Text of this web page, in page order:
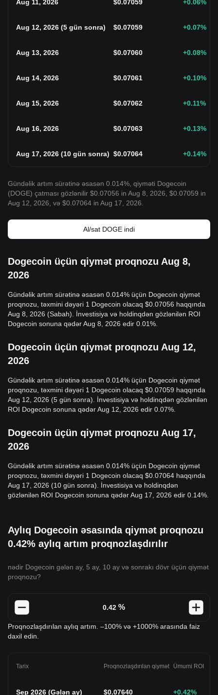
Aug 11, 2026 $0.07059 +0.06%
Aug 12, 2026 (5 gün sonra) $0.07059 +0.07%
Aug 13, 2026 $0.07060 +0.08%
Aug 14, 2026 $0.07061 +0.10%
Aug 15, 2026 $0.07062 +0.11%
Aug 16, 2026 $0.07063 +0.13%
Aug 17, 2026 (10 gün sonra) $0.07064 +0.14%
Gündəlik artım sürətinə əsasən 0.014%, qiyməti Dogecoin
(DOGE) çatması gözlənilir $0.07056 in Aug 8, 2026, $0.07059 in
Aug 12, 2026, və $0.07064 in Aug 17, 2026.
Al/sat DOGE indi
Dogecoin üçün qiymət proqnozu Aug 8,
2026
Gündəlik artım sürətinə əsasən 0.014% üçün Dogecoin qiymət
proqnozu, təxmini dəyəri 1 Dogecoin olacaq $0.07056 haqqında
Aug 8, 2026 (Sabah). İnvestisiya və holdinqdən gözlənilən ROI
Dogecoin sonuna qədər Aug 8, 2026 edir 0.01%.
Dogecoin üçün qiymət proqnozu Aug 12,
2026
Gündəlik artım sürətinə əsasən 0.014% üçün Dogecoin qiymət
proqnozu, təxmini dəyəri 1 Dogecoin olacaq $0.07059 haqqında
Aug 12, 2026 (5 gün sonra). İnvestisiya və holdinqdən gözlənilən
ROI Dogecoin sonuna qədər Aug 12, 2026 edir 0.07%.
Dogecoin üçün qiymət proqnozu Aug 17,
2026
Gündəlik artım sürətinə əsasən 0.014% üçün Dogecoin qiymət
proqnozu, təxmini dəyəri 1 Dogecoin olacaq $0.07064 haqqında
Aug 17, 2026 (10 gün sonra). İnvestisiya və holdinqdən
gözlənilən ROI Dogecoin sonuna qədər Aug 17, 2026 edir 0.14%.
Aylıq Dogecoin əsasında qiymət proqnozu
0.42% aylıq artım proqnozlaşdırılır
nədir Dogecoin gələn ay, 5 ay, 10 ay və sonrakı dövr üçün qiymət
proqnozu?
%
Proqnozlaşdırılan aylıq artım. –100% və +1000% arasında faiz
daxil edin.
Tarix Proqnozlaşdırılan qiymət Ümumi ROI
Sep 2026 (Gələn ay) $0.07640 +0.42%